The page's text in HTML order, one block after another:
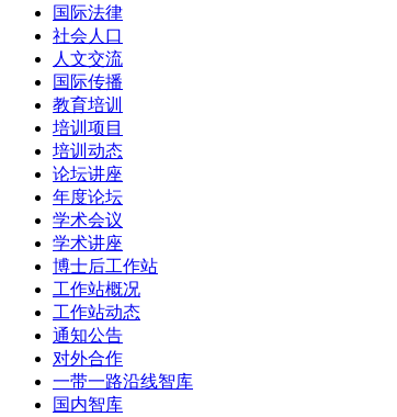
国际法律
社会人口
人文交流
国际传播
教育培训
培训项目
培训动态
论坛讲座
年度论坛
学术会议
学术讲座
博士后工作站
工作站概况
工作站动态
通知公告
对外合作
一带一路沿线智库
国内智库